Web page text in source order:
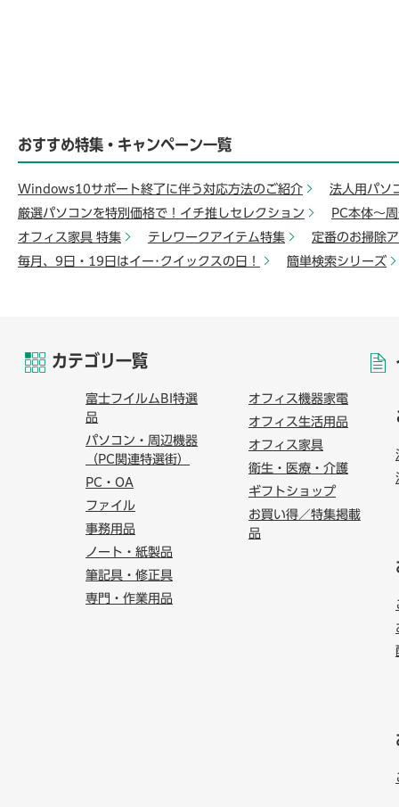
おすすめ特集・キャンペーン一覧
Windows10サポート終了に伴う対応方法のご紹介
法人用パソ
厳選パソコンを特別価格で！イチ推しセレクション
PC本体～
オフィス家具 特集
テレワークアイテム特集
定番のお掃除
毎月、9日・19日はイー･クイックスの日！
簡単検索シリーズ
カテゴリ一覧
富士フイルムBI特選
品
パソコン・周辺機器
（PC関連特選街）
PC・OA
ファイル
事務用品
ノート・紙製品
筆記具・修正具
専門・作業用品
オフィス機器家電
オフィス生活用品
オフィス家具
衛生・医療・介護
ギフトショップ
お買い得／特集掲載
品